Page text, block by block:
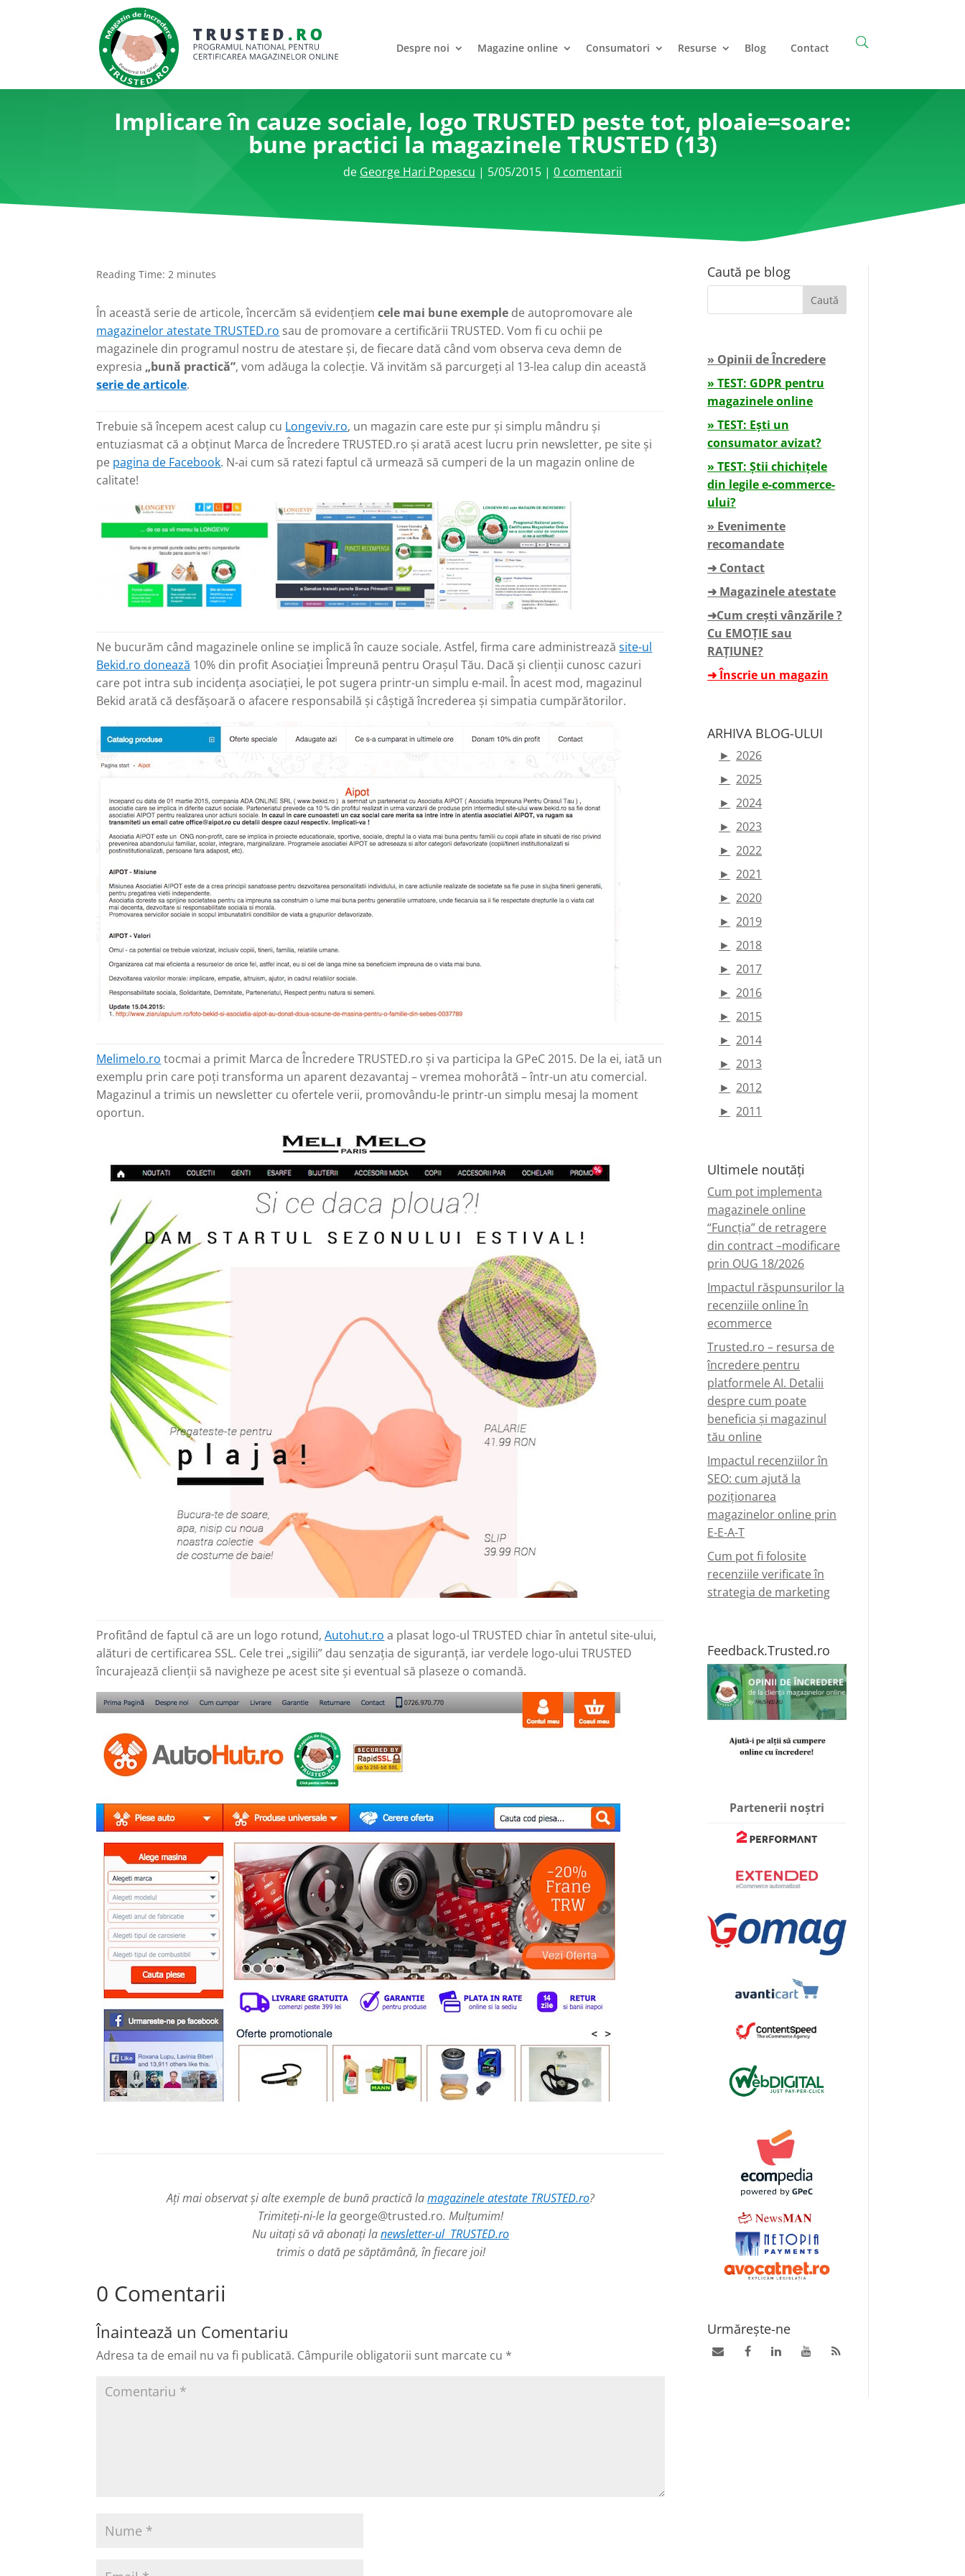
Despre noi Magazine online Consumatori Resurse Blog Contact
Implicare în cauze sociale, logo TRUSTED peste tot, ploaie=soare:
bune practici la magazinele TRUSTED (13)
de George Hari Popescu | 5/05/2015 | 0 comentarii
Reading Time: 2 minutes
În această serie de articole, încercăm să evidențiemcele mai bune exemple de autopromovare ale
magazinelor atestate TRUSTED.ro sau de promovare a certificării TRUSTED. Vom fi cu ochii pe
magazinele din programul nostru de atestare și, de fiecare dată când vom observa ceva demn de
expresia„bună practică”, vom adăuga la colecție. Vă invităm să parcurgeți al 13-lea calup din această
serie de articole.
Trebuie să începem acest calup cu Longeviv.ro, un magazin care este pur și simplu mândru și
entuziasmat că a obținut Marca de Încredere TRUSTED.ro și arată acest lucru prin newsletter, pe site și
pe pagina de Facebook. N-ai cum să ratezi faptul că urmează să cumperi de la un magazin online de
calitate!
Ne bucurăm când magazinele online se implică în cauze sociale. Astfel, firma care administreazăsite-ul
Bekid.ro donează 10% din profit Asociației Împreună pentru Orașul Tău. Dacă și clienții cunosc cazuri
care pot intra sub incidența asociației, le pot sugera printr-un simplu e-mail. În acest mod, magazinul
Bekid arată că desfășoară o afacere responsabilă și câștigă încrederea și simpatia cumpărătorilor.
Melimelo.ro tocmai a primit Marca de Încredere TRUSTED.ro și va participa la GPeC 2015. De la ei, iată un
exemplu prin care poți transforma un aparent dezavantaj – vremea mohorâtă – într-un atu comercial.
Magazinul a trimis un newsletter cu ofertele verii, promovându-le printr-un simplu mesaj la moment
oportun.
Profitând de faptul că are un logo rotund,Autohut.ro a plasat logo-ul TRUSTED chiar în antetul site-ului,
alături de certificarea SSL. Cele trei „sigilii” dau senzația de siguranță, iar verdele logo-ului TRUSTED
încurajează clienții să navigheze pe acest site și eventual să plaseze o comandă.
Ați mai observat și alte exemple de bună practică lamagazinele atestate TRUSTED.ro?
Trimiteți-ni-le la george@trusted.ro. Mulțumim!
Nu uitați să vă abonați lanewsletter-ul TRUSTED.ro
trimis o dată pe săptămână, în fiecare joi!
0 Comentarii
Înaintează un Comentariu
Adresa ta de email nu va fi publicată. Câmpurile obligatorii sunt marcate cu *
Caută pe blog
» Opinii de Încredere
» TEST: GDPR pentru
magazinele online
» TEST: Ești un
consumator avizat?
» TEST: Știi chichițele
din legile e-commerce-
ului?
» Evenimente
recomandate
➜ Contact
➜ Magazinele atestate
➜Cum crești vânzările ?
Cu EMOȚIE sau
RAȚIUNE?
➜ Înscrie un magazin
ARHIVA BLOG-ULUI
► 2026
► 2025
► 2024
► 2023
► 2022
► 2021
► 2020
► 2019
► 2018
► 2017
► 2016
► 2015
► 2014
► 2013
► 2012
► 2011
Ultimele noutăți
Cum pot implementa
magazinele online
“Funcția” de retragere
din contract –modificare
prin OUG 18/2026
Impactul răspunsurilor la
recenziile online în
ecommerce
Trusted.ro – resursa de
încredere pentru
platformele AI. Detalii
despre cum poate
beneficia și magazinul
tău online
Impactul recenziilor în
SEO: cum ajută la
poziționarea
magazinelor online prin
E-E-A-T
Cum pot fi folosite
recenziile verificate în
strategia de marketing
Feedback.Trusted.ro
Partenerii noștri
Urmărește-ne